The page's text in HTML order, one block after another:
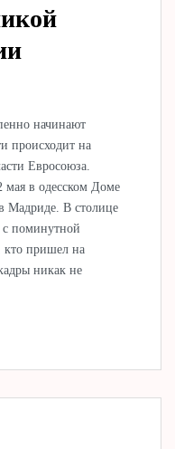
начинают
происходит на
Евросоюза.
в одесском Доме
Мадриде. В столице
с поминутной
кто пришел на
никак не